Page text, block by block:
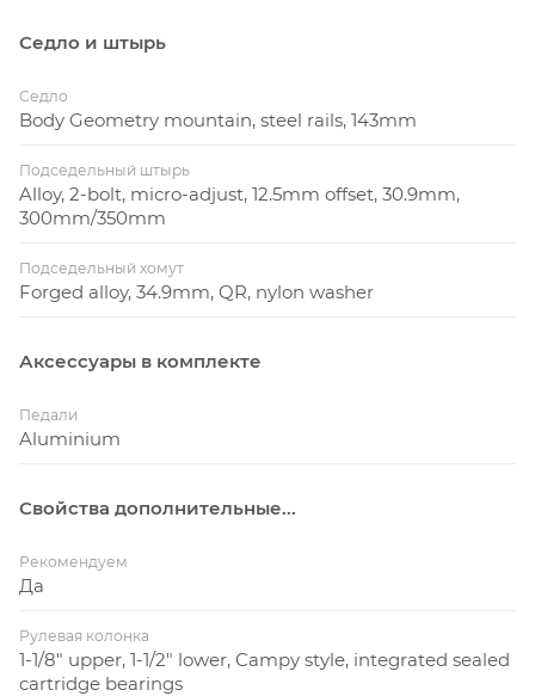
Седло и штырь
Седло
Body Geometry mountain, steel rails, 143mm
Подседельный штырь
Alloy, 2-bolt, micro-adjust, 12.5mm offset, 30.9mm,
300mm/350mm
Подседельный хомут
Forged alloy, 34.9mm, QR, nylon washer
Аксессуары в комплекте
Педали
Aluminium
Свойства дополнительные...
Рекомендуем
Да
Рулевая колонка
1-1/8" upper, 1-1/2" lower, Campy style, integrated sealed
cartridge bearings